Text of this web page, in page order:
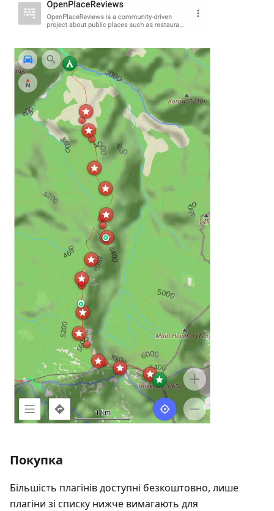
Покупка
Більшість плагінів доступні безкоштовно, лише
плагіни зі списку нижче вимагають для